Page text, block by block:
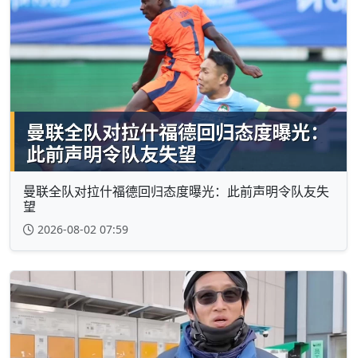
曼联全队对拉什福德回归态度曝光：此前声明令队友失
望
2026-08-02 07:59